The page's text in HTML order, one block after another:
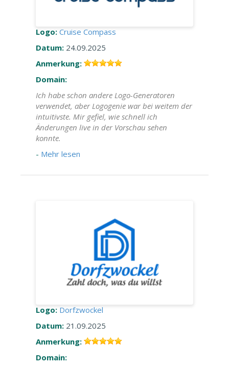
Logo: Cruise Compass
Datum: 24.09.2025
Anmerkung:
Domain:
Ich habe schon andere Logo-Generatoren
verwendet, aber Logogenie war bei weitem der
intuitivste. Mir gefiel, wie schnell ich
Änderungen live in der Vorschau sehen
konnte.
- Mehr lesen
Logo: Dorfzwockel
Datum: 21.09.2025
Anmerkung:
Domain: